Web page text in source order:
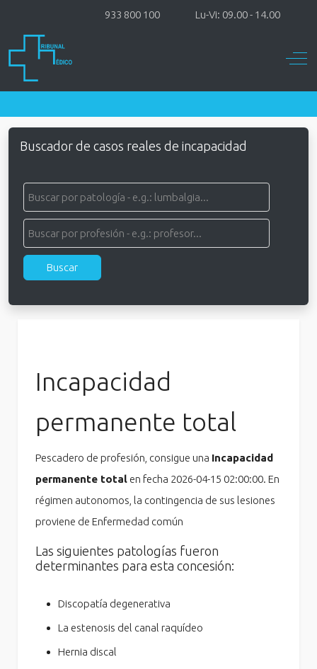
933 800 100 Lu-Vi: 09.00 - 14.00
Off-
Buscador de casos reales de incapacidad
Incapacidad
permanente total
Pescadero de profesión, consigue una Incapacidad
permanente total en fecha 2026-04-15 02:00:00. En
régimen autonomos, la contingencia de sus lesiones
proviene de Enfermedad común
Las siguientes patologías fueron
determinantes para esta concesión:
Discopatía degenerativa
La estenosis del canal raquídeo
Hernia discal